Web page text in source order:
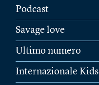
Podcast
Savage love
Ultimo numero
Internazionale Kids